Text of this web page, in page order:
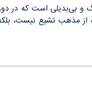
و بی‌بدیلی است که در
مذهب تشیع نیست،